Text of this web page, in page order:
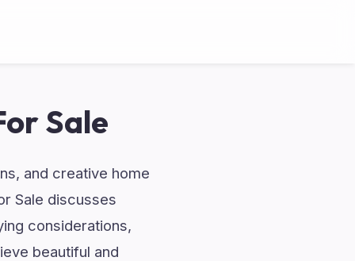
Sale
and creative home
Sale discusses
considerations,
beautiful and